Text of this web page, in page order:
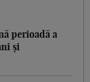
perioadă a
și